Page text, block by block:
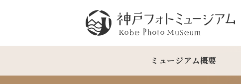
ミュージアム概要